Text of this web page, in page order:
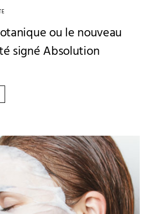
ou le nouveau
signé Absolution